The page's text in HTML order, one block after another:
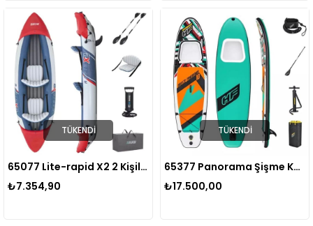
TÜKENDI
65077 Lite-rapid X2 2 Kişilik Şişme Kano 321X88CM KUREK+POMPA SET
₺7.354,90
TÜKENDI
65377 Panorama Şişme Kano Sörf Tahtası Hazır Set Stand Up Paddle Hazır Set
₺17.500,00